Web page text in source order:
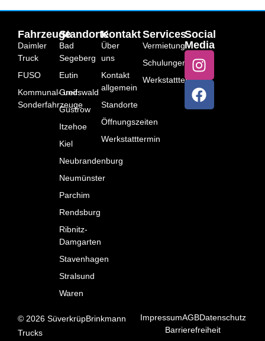
Fahrzeuge
Daimler
Truck
FUSO
Kommunal- und
Sonderfahrzeuge
Standorte
Bad
Segeberg
Eutin
Greifswald
Güstrow
Itzehoe
Kiel
Neubrandenburg
Neumünster
Parchim
Rendsburg
Ribnitz-
Damgarten
Stavenhagen
Stralsund
Waren
Kontakt
Über
uns
Kontakt
allgemein
Standorte
Öffnungszeiten
Werkstatttermin
Services
Vermietung
Schulungen
Werkstatttermin
Social
Media
© 2026 SüverkrüpBrinkmann
Trucks
ImpressumAGBDatenschutz
Barrierefreiheit